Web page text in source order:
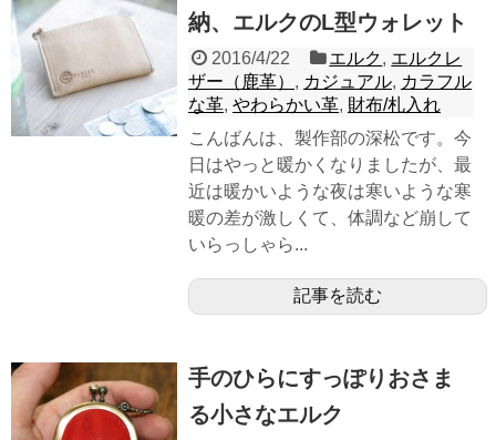
納、エルクのL型ウォレット
2016/4/22 エルク, エルクレ
ザー（鹿革） , カジュアル, カラフル
な革, やわらかい革, 財布/札入れ
こんばんは、製作部の深松です。今
日はやっと暖かくなりましたが、最
近は暖かいような夜は寒いような寒
暖の差が激しくて、体調など崩して
いらっしゃら...
記事を読む
手のひらにすっぽりおさま
る小さなエルク